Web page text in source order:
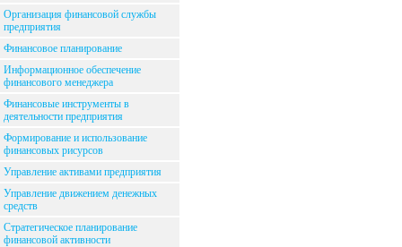
Организация финансовой службы
предприятия
Финансовое планирование
Информационное обеспечение
финансового менеджера
Финансовые инструменты в
деятельности предприятия
Формирование и использование
финансовых рисурсов
Управление активами предприятия
Управление движением денежных
средств
Стратегическое планирование
финансовой активности